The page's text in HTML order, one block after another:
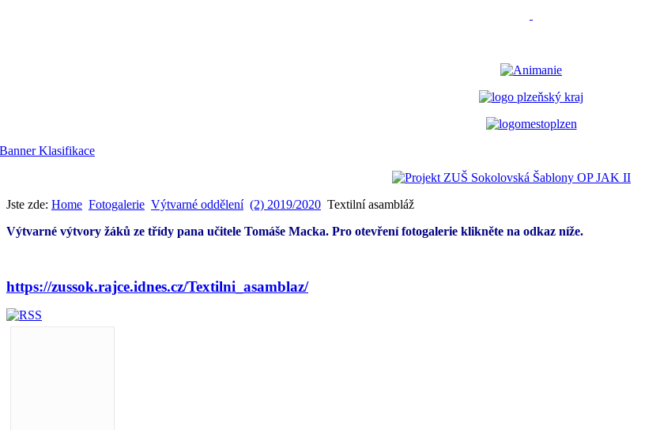
Jste zde: Home Fotogalerie Výtvarné oddělení (2) 2019/2020 Textilní asambláž
Výtvarné výtvory žáků ze třídy pana učitele Tomáše Macka. Pro otevření fotogalerie klikněte na odkaz níže.
https://zussok.rajce.idnes.cz/Textilni_asamblaz/